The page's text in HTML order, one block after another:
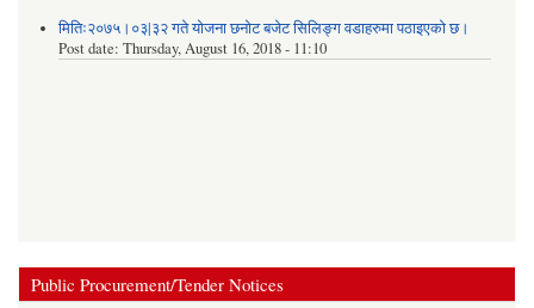
मितिः२०७५।०३|३२ गते योजना छनोट बजेट सिलिङ्ग वडाहरुमा पठाइएको छ​।
Post date: Thursday, August 16, 2018 - 11:10
Public Procurement/Tender Notices